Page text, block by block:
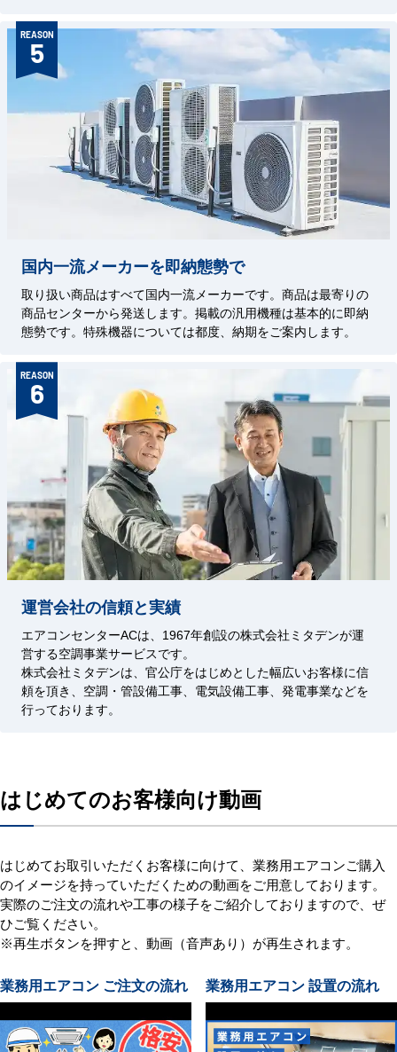
REASON
5
国内一流メーカーを即納態勢で
取り扱い商品はすべて国内一流メーカーです。商品は最寄りの
商品センターから発送します。掲載の汎用機種は基本的に即納
態勢です。特殊機器については都度、納期をご案内します。
REASON
6
運営会社の信頼と実績
エアコンセンターACは、1967年創設の株式会社ミタデンが運
営する空調事業サービスです。
株式会社ミタデンは、官公庁をはじめとした幅広いお客様に信
頼を頂き、空調・管設備工事、電気設備工事、発電事業などを
行っております。
はじめてのお客様向け動画
はじめてお取引いただくお客様に向けて、業務用エアコンご購入
のイメージを持っていただくための動画をご用意しております。
実際のご注文の流れや工事の様子をご紹介しておりますので、ぜ
ひご覧ください。
※再生ボタンを押すと、動画（音声あり）が再生されます。
業務用エアコン ご注文の流れ 業務用エアコン 設置の流れ